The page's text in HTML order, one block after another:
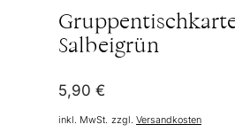
Salbeigrün
5,90 €
inkl. MwSt. zzgl. Versandkosten